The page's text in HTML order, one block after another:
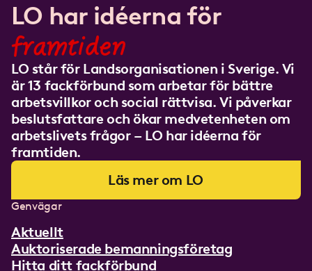
LO har idéerna för
framtiden
LO står för Landsorganisationen i Sverige. Vi
är 13 fackförbund som arbetar för bättre
arbetsvillkor och social rättvisa. Vi påverkar
beslutsfattare och ökar medvetenheten om
arbetslivets frågor – LO har idéerna för
framtiden.
Läs mer om LO
Genvägar
Aktuellt
Auktoriserade bemanningsföretag
Hitta ditt fackförbund